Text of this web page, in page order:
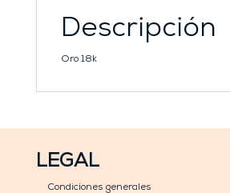
Descripción
Oro 18k
LEGAL
Condiciones generales